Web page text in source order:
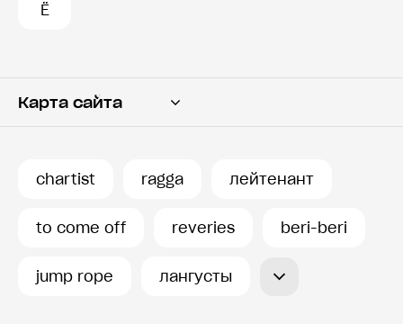
Ё
Карта сайта
chartist ragga лейтенант
to come off reveries beri-beri
jump rope лангусты